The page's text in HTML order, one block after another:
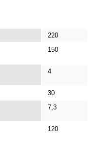
220
150
4
30
7,3
120